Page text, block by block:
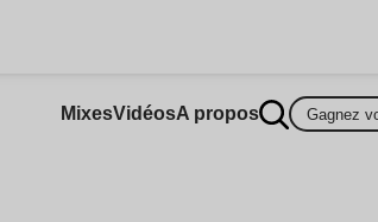
MixesVidéosA propos Gagnez